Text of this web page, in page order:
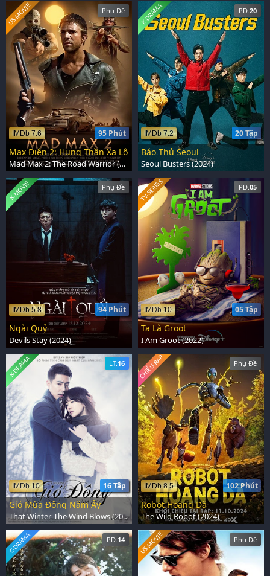
Phụ Đề
95 Phút
IMDb 7.6
US-MOVIE
Max Điên 2: Hung Thần Xa Lộ
Mad Max 2: The Road Warrior (1981)
PD. 20
20 Tập
IMDb 7.2
K-DRAMA
Báo Thủ Seoul
Seoul Busters (2024)
Phụ Đề
94 Phút
IMDb 5.8
K-MOVIE
Ngài Quỷ
Devils Stay (2024)
PD. 05
05 Tập
IMDb 10
TV-SERIES
Ta Là Groot
I Am Groot (2022)
LT.16
16 Tập
IMDb 10
K-DRAMA
Gió Mùa Đông Năm Ấy
That Winter, The Wind Blows (2013)
Phụ Đề
102 Phút
IMDb 8.5
CHIẾU RẠP
Robot Hoang Dã
The Wild Robot (2024)
PD.14
C-DRAMA Phụ Đề
US-MOVIE